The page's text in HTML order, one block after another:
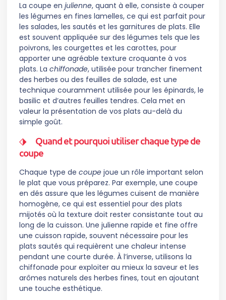
La coupe en julienne, quant à elle, consiste à couper
les légumes en fines lamelles, ce qui est parfait pour
les salades, les sautés et les garnitures de plats. Elle
est souvent appliquée sur des légumes tels que les
poivrons, les courgettes et les carottes, pour
apporter une agréable texture croquante à vos
plats. La chiffonade, utilisée pour trancher finement
des herbes ou des feuilles de salade, est une
technique couramment utilisée pour les épinards, le
basilic et d’autres feuilles tendres. Cela met en
valeur la présentation de vos plats au-delà du
simple goût.
Quand et pourquoi utiliser chaque type de
coupe
Chaque type de coupe joue un rôle important selon
le plat que vous préparez. Par exemple, une coupe
en dés assure que les légumes cuisent de manière
homogène, ce qui est essentiel pour des plats
mijotés où la texture doit rester consistante tout au
long de la cuisson. Une julienne rapide et fine offre
une cuisson rapide, souvent nécessaire pour les
plats sautés qui requièrent une chaleur intense
pendant une courte durée. À l’inverse, utilisons la
chiffonade pour exploiter au mieux la saveur et les
arômes naturels des herbes fines, tout en ajoutant
une touche esthétique.